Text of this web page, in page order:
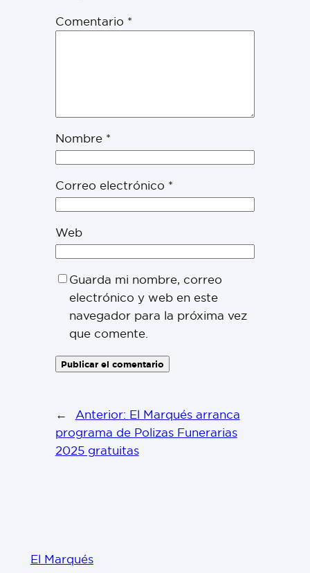
Comentario *
Nombre *
Correo electrónico *
Web
Guarda mi nombre, correo
electrónico y web en este
navegador para la próxima vez
que comente.
← Anterior: El Marqués arranca
programa de Polizas Funerarias
2025 gratuitas
El Marqués